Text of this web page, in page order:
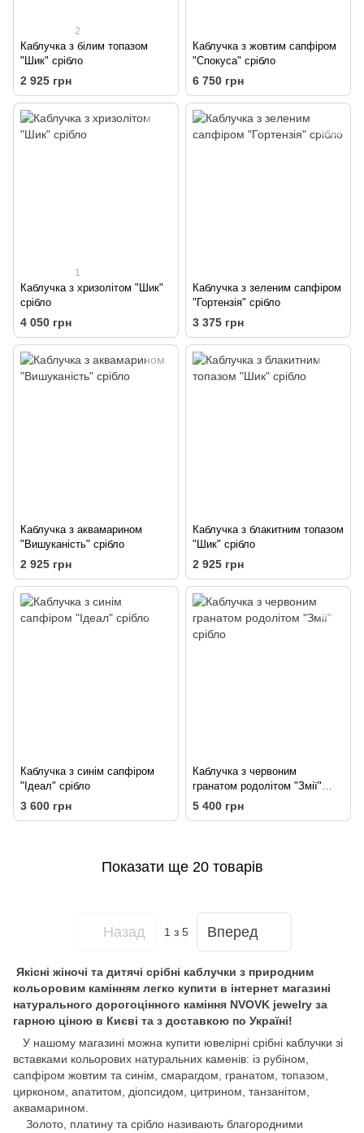
2
Каблучка з білим топазом
"Шик" срібло
2 925 грн
Каблучка з жовтим сапфіром
"Спокуса" срібло
6 750 грн
1
Каблучка з хризолітом "Шик"
срібло
4 050 грн
Каблучка з зеленим сапфіром
"Гортензія" срібло
3 375 грн
Каблучка з аквамарином
"Вишуканість" срібло
2 925 грн
Каблучка з блакитним топазом
"Шик" срібло
2 925 грн
Каблучка з синім сапфіром
"Ідеал" срібло
3 600 грн
Каблучка з червоним
гранатом родолітом "Змії"
срібло
5 400 грн
Показати ще 20 товарів
Назад 1 з 5 Вперед
Якісні жіночі та дитячі срібні каблучки з природним
кольоровим камінням легко купити в інтернет магазині
натурального дорогоцінного каміння NVOVK jewelry за
гарною ціною в Києві та з доставкою по Україні!
У нашому магазині можна купити ювелірні срібні каблучки зі
вставками кольорових натуральних каменів: із рубіном,
сапфіром жовтим та синім, смарагдом, гранатом, топазом,
цирконом, апатитом, діопсидом, цитрином, танзанітом,
аквамарином.
Золото, платину та срібло називають благородними